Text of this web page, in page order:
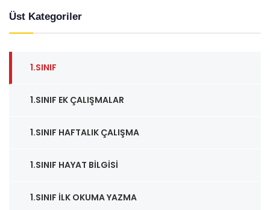
Üst Kategoriler
1.SINIF
1.SINIF EK ÇALIŞMALAR
1.SINIF HAFTALIK ÇALIŞMA
1.SINIF HAYAT BILGISI
1.SINIF İLK OKUMA YAZMA